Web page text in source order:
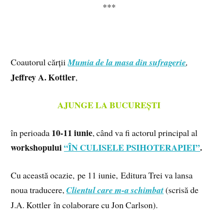
***
Coautorul cărțiiMumia de la masa din sufragerie,
Jeffrey A. Kottler,
AJUNGE LA BUCUREȘTI
în perioada 10-11 iunie, când va fi actorul principalal
workshopului“ÎN CULISELE PSIHOTERAPIEI”.
Cu această ocazie, pe 11 iunie, Editura Trei va lansa
noua traducere,Clientul care m-a schimbat(scrisă de
J.A. Kottler în colaborare cu Jon Carlson).